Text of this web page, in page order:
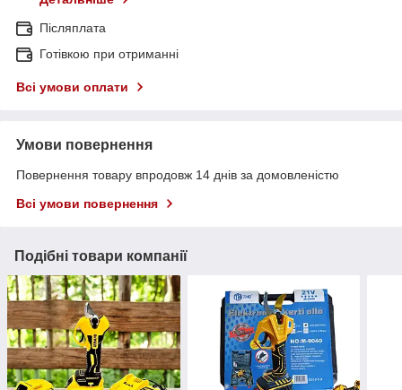
Післяплата
Готівкою при отриманні
Всі умови оплати
Умови повернення
Повернення товару впродовж 14 днів за домовленістю
Всі умови повернення
Подібні товари компанії